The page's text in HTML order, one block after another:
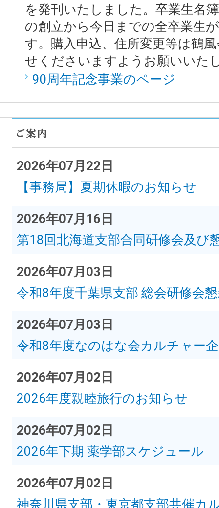
を発刊いたしました。卒業生名
の創立から今日までの全卒業生
す。購入申込、住所変更等は鶴
せくださいますようお願いいた
90周年記念事業のページ
2026年07月22日
【事務局】夏期休暇のお知らせ
2026年07月16日
第18回北海道支部合同研修会及び
2026年07月03日
令和8年度千葉県支部 総会研修会
2026年07月03日
令和8年度なのはな会カルチャー
2026年07月02日
2026年度親睦旅行のお知らせ
2026年07月02日
2026年下期 薬学部スケジュール
2026年07月02日
神奈川県支部・東京都支部共催カ